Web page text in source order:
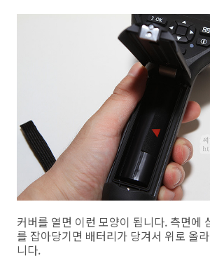
커버를 열면 이런 모양이 됩니다. 측면에
를 잡아당기면 배터리가 당겨서 위로 올
니다.